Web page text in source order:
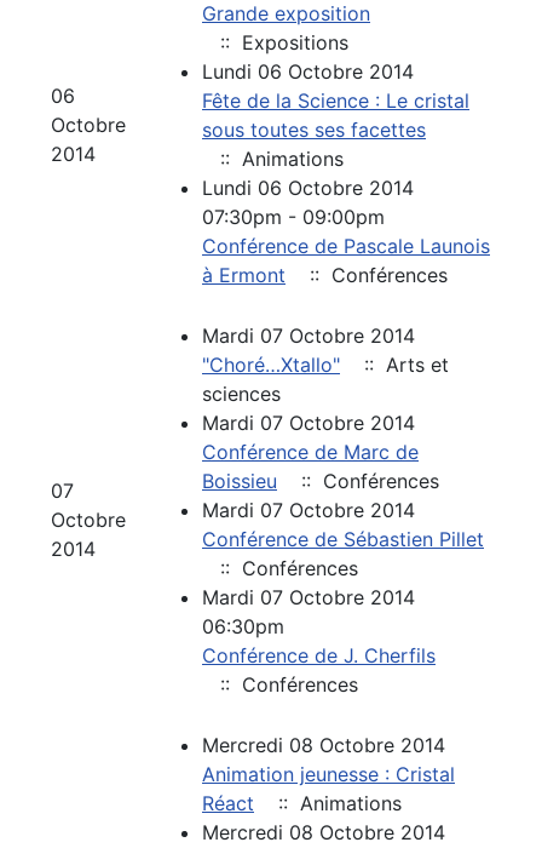
06
Octobre
2014
Grande exposition
:: Expositions
Lundi 06 Octobre 2014
Fête de la Science : Le cristal
sous toutes ses facettes
:: Animations
Lundi 06 Octobre 2014
07:30pm - 09:00pm
Conférence de Pascale Launois
à Ermont
:: Conférences
07
Octobre
2014
Mardi 07 Octobre 2014
"Choré…Xtallo"
:: Arts et
sciences
Mardi 07 Octobre 2014
Conférence de Marc de
Boissieu
:: Conférences
Mardi 07 Octobre 2014
Conférence de Sébastien Pillet
:: Conférences
Mardi 07 Octobre 2014
06:30pm
Conférence de J. Cherfils
:: Conférences
Mercredi 08 Octobre 2014
Animation jeunesse : Cristal
Réact
:: Animations
Mercredi 08 Octobre 2014